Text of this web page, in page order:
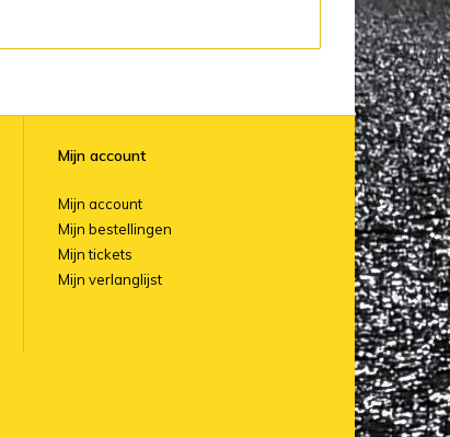
Mijn account
Mijn account
Mijn bestellingen
Mijn tickets
Mijn verlanglijst